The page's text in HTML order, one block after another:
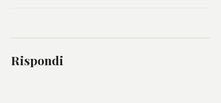
Rispondi